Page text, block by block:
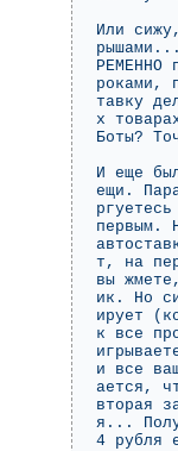
Или
РЕМЕННО
роками,
тавку
х
Боты?
И еще
ещи.
первым.
т, на
вы
ик. Но
ирует
к все
и все
ается,
вторая
я...
4 рубля